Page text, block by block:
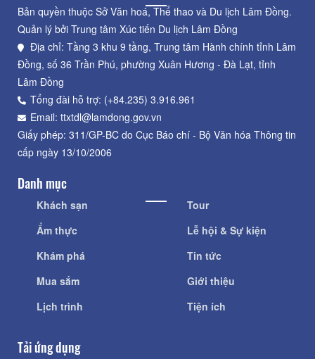
Bản quyền thuộc Sở Văn hoá, Thể thao và Du lịch Lâm Đồng.
Quản lý bởi Trung tâm Xúc tiến Du lịch Lâm Đồng
Địa chỉ: Tầng 3 khu 9 tầng, Trung tâm Hành chính tỉnh Lâm
Đồng, số 36 Trần Phú, phường Xuân Hương - Đà Lạt, tỉnh
Lâm Đồng
Tổng đài hỗ trợ: (+84.235) 3.916.961
Email: ttxtdl@lamdong.gov.vn
Giấy phép: 311/GP-BC do Cục Báo chí - Bộ Văn hóa Thông tin
cấp ngày 13/10/2006
Danh mục
Khách sạn
Ẩm thực
Khám phá
Mua sắm
Lịch trình
Tour
Lễ hội & Sự kiện
Tin tức
Giới thiệu
Tiện ích
Tải ứng dụng